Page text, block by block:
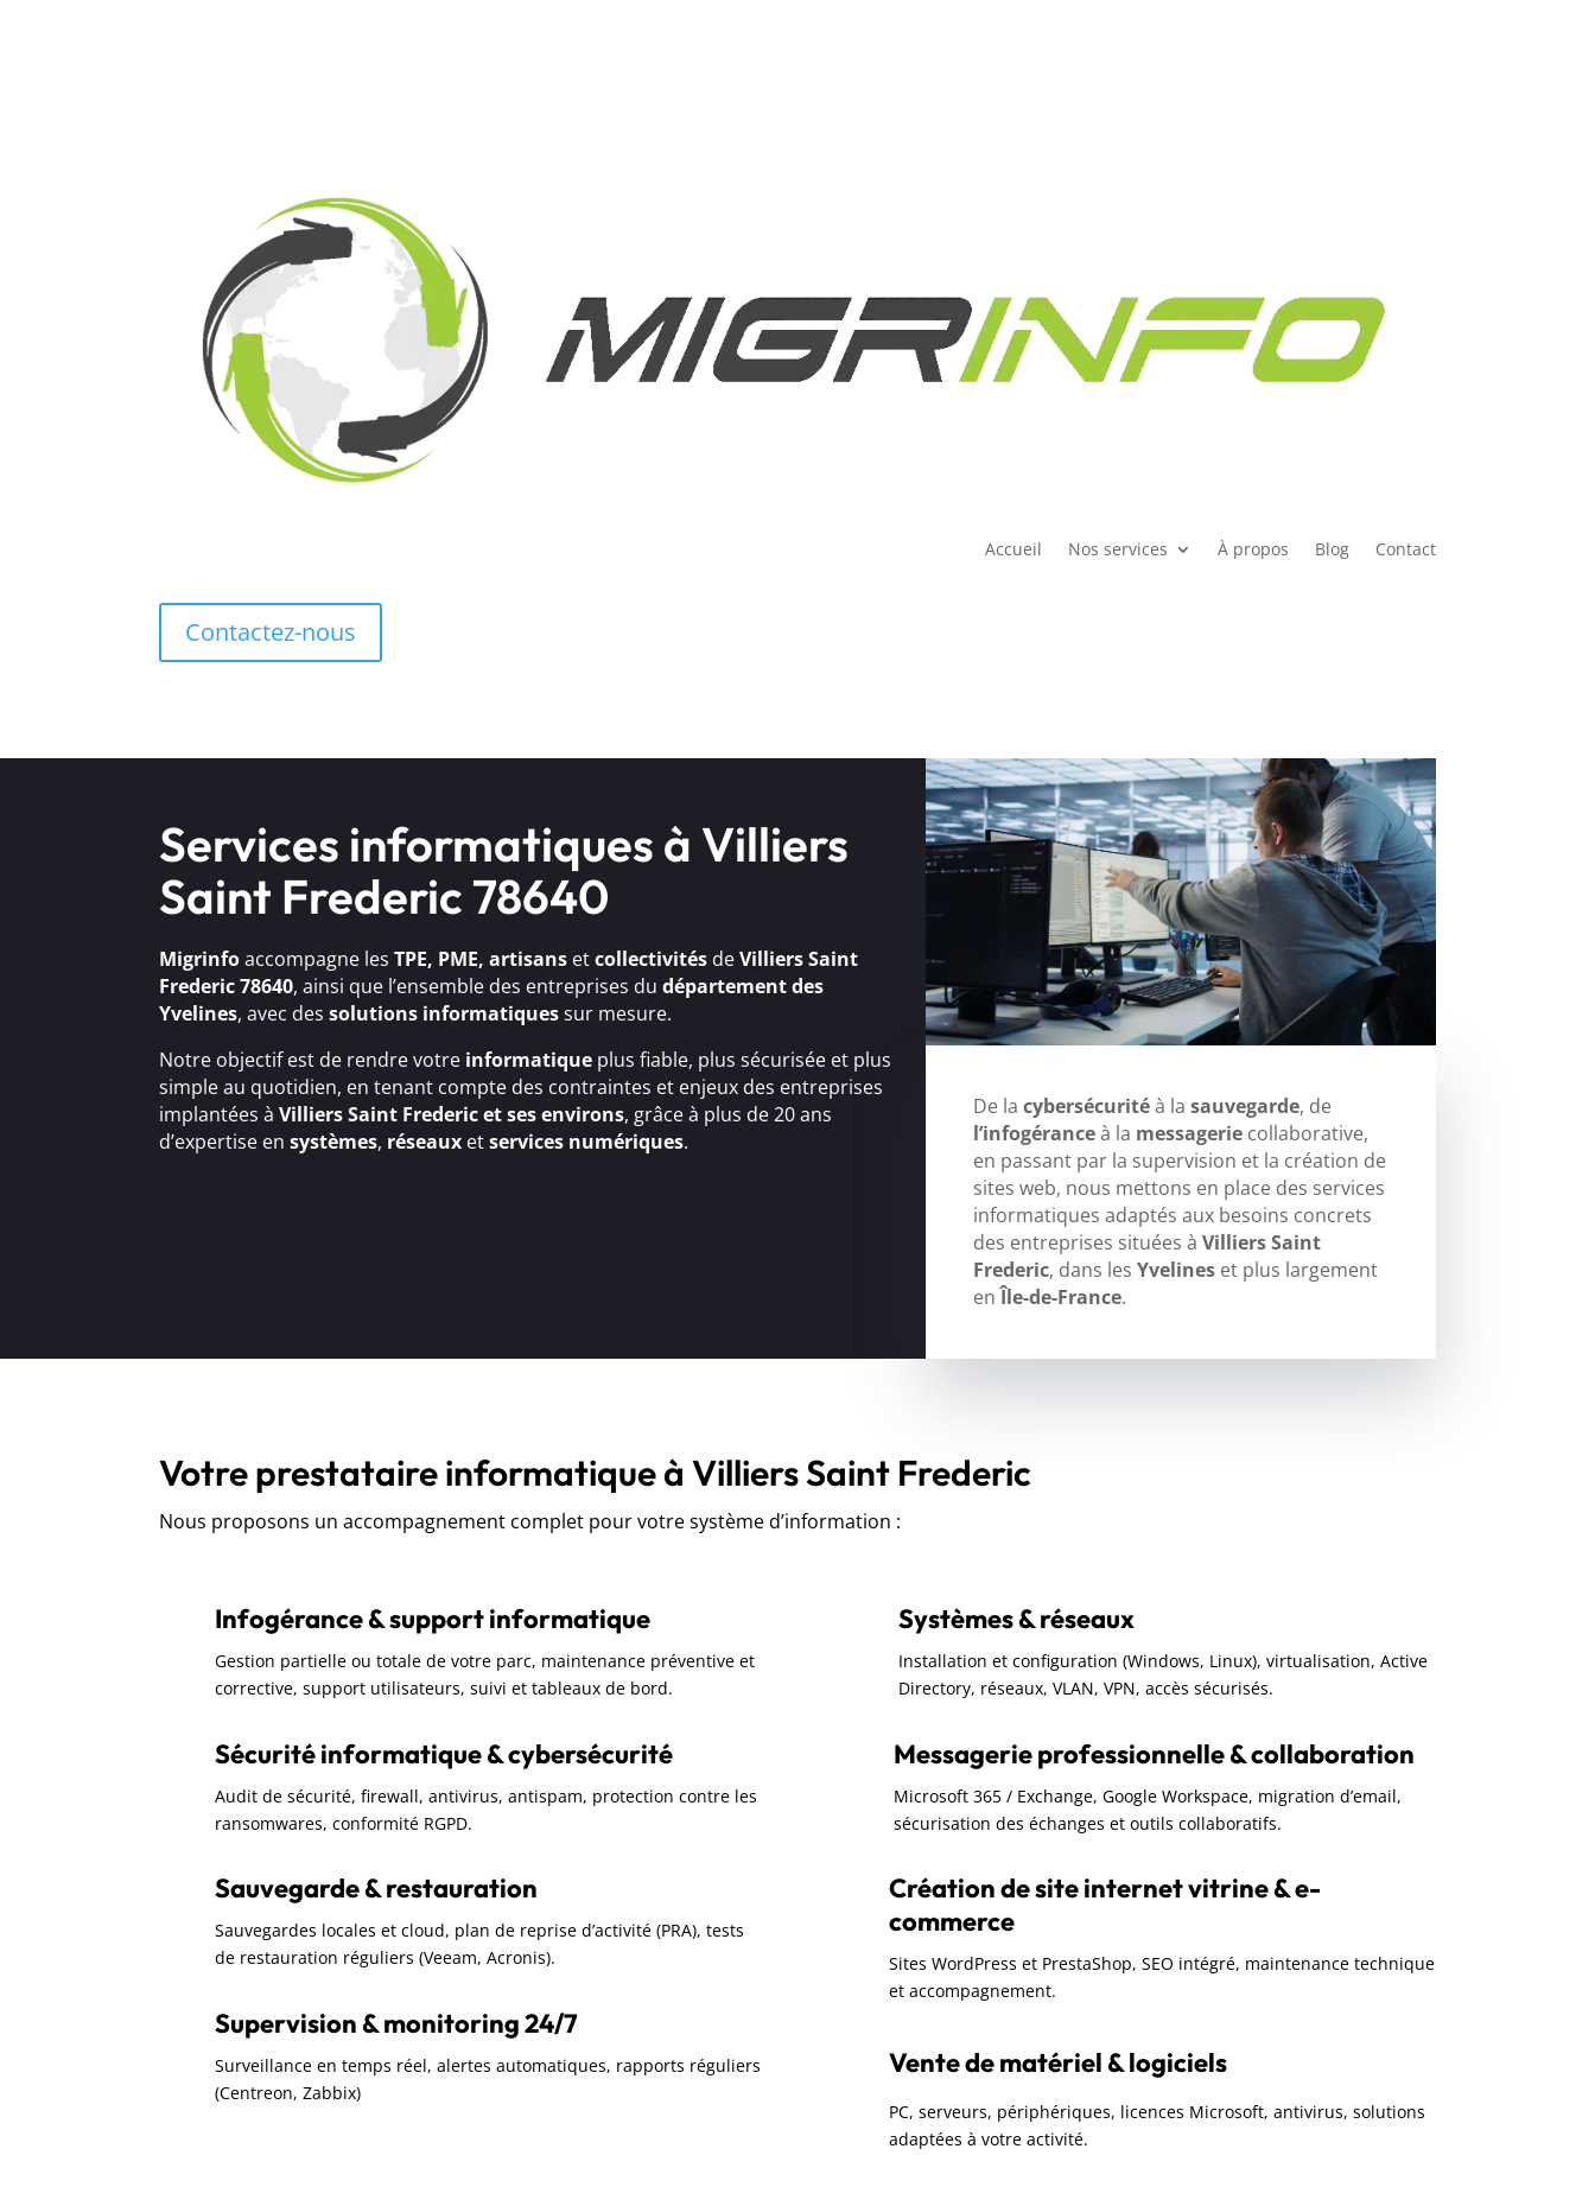
Accueil Nos services À propos Blog Contact
Contactez-nous
Services informatiques à Villiers
Saint Frederic 78640
Migrinfoaccompagne lesTPE, PME, artisans etcollectivités deVilliers Saint
Frederic 78640, ainsi que l’ensemble des entreprises dudépartement des
Yvelines, avec dessolutions informatiquessur mesure.
Notre objectif est de rendre votre informatique plus fiable, plus sécurisée et plus
simple au quotidien, en tenant compte des contraintes et enjeux des entreprises
implantées àVilliers Saint Frederic et ses environs, grâce à plus de 20 ans
d’expertise ensystèmes, réseaux etservices numériques.
De la cybersécuritéà la sauvegarde, de
l’infogéranceà la messageriecollaborative,
en passant par la supervision et la création de
sites web, nous mettons en place des services
informatiques adaptés aux besoins concrets
des entreprises situées à Villiers Saint
Frederic, dans les Yvelineset plus largement
enÎle-de-France.
Votre prestataire informatique à Villiers Saint Frederic
Nous proposons un accompagnement complet pour votre système d’information :
Infogérance & support informatique
Gestion partielle ou totale de votre parc, maintenance préventive et
corrective, support utilisateurs, suivi et tableaux de bord.
Sécurité informatique & cybersécurité
Audit de sécurité, firewall, antivirus, antispam, protection contre les
ransomwares, conformité RGPD.
Sauvegarde & restauration
Sauvegardes locales et cloud, plan de reprise d’activité (PRA), tests
de restauration réguliers (Veeam, Acronis).
Supervision & monitoring 24/7
Surveillance en temps réel, alertes automatiques, rapports réguliers
(Centreon, Zabbix)
Systèmes & réseaux
Installation et configuration (Windows, Linux), virtualisation, Active
Directory, réseaux, VLAN, VPN, accès sécurisés.
Messagerie professionnelle & collaboration
Microsoft 365 / Exchange, Google Workspace, migration d’email,
sécurisation des échanges et outils collaboratifs.
Création de site internet vitrine & e-
commerce
Sites WordPress et PrestaShop, SEO intégré, maintenance technique
et accompagnement.
Vente de matériel & logiciels
PC, serveurs, périphériques, licences Microsoft, antivirus, solutions
adaptées à votre activité.